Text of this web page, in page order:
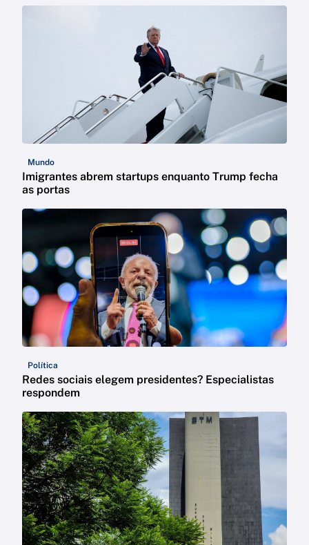
Mundo
Imigrantes abrem startups enquanto Trump fecha
as portas
Política
Redes sociais elegem presidentes? Especialistas
respondem